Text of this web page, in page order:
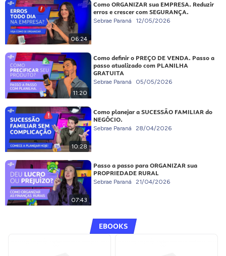
06:24
Como ORGANIZAR sua EMPRESA. Reduzir
erros e crescer com SEGURANÇA.
Sebrae Paraná 12/05/2026
11:20
Como definir o PREÇO DE VENDA. Passo a
passo atualizado com PLANILHA
GRATUITA
Sebrae Paraná 05/05/2026
10:28
Como planejar a SUCESSÃO FAMILIAR do
NEGÓCIO.
Sebrae Paraná 28/04/2026
07:43
Passo a passo para ORGANIZAR sua
PROPRIEDADE RURAL
Sebrae Paraná 21/04/2026
EBOOKS